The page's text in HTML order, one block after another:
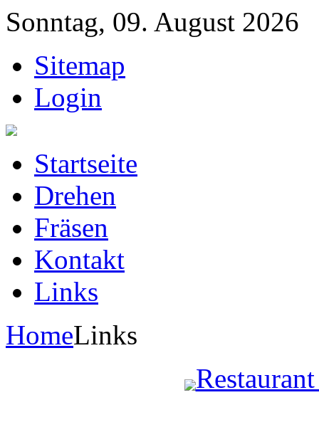
Sonntag, 09. August 2026
Sitemap
Login
Startseite
Drehen
Fräsen
Kontakt
Links
HomeLinks